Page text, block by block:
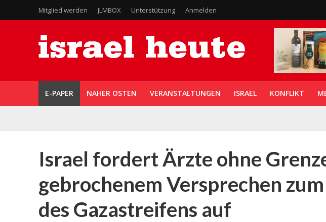
Mitglied werden JLMBOX Unterstützung Anmelden
E-PAPER NAHER OSTEN VERANSTALTUNGEN ISRAEL KONFLIKT
Israel fordert Ärzte ohne
gebrochenem Versprechen
des Gazastreifens auf